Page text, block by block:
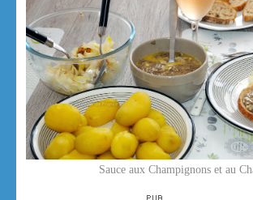
Sauce aux Champignons et au